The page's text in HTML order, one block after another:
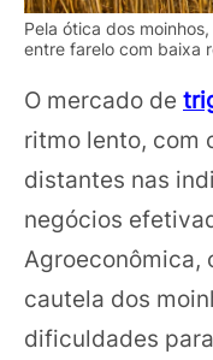
Pela ótica dos
entre farelo com baixa
O mercado de
ritmo lento, com
distantes nas
negócios
Agroeconômica,
cautela dos
dificuldades